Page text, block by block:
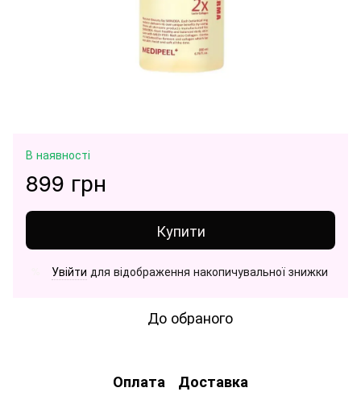
В наявності
899 грн
Купити
Увійти для відображення накопичувальної знижки
До обраного
Оплата Доставка